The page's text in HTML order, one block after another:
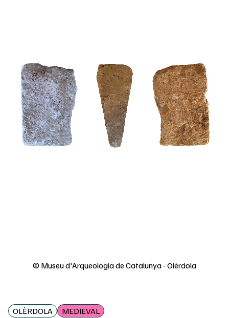
© Museu d'Arqueologia de Catalunya - Olèrdola
OLÈRDOLA MEDIEVAL